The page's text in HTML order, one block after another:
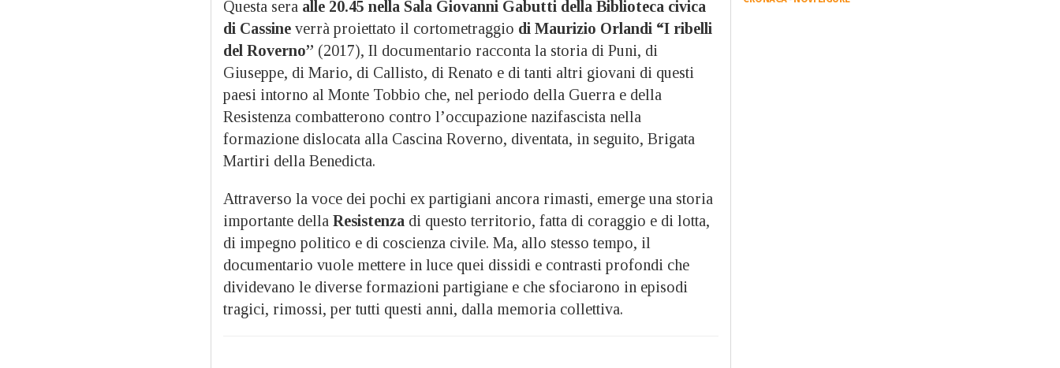
Questa sera alle 20.45 nella Sala Giovanni Gabutti della Biblioteca civica
di Cassine verrà proiettato il cortometraggio di Maurizio Orlandi “I ribelli
del Roverno” (2017), Il documentario racconta la storia di Puni, di
Giuseppe, di Mario, di Callisto, di Renato e di tanti altri giovani di questi
paesi intorno al Monte Tobbio che, nel periodo della Guerra e della
Resistenza combatterono contro l’occupazione nazifascista nella
formazione dislocata alla Cascina Roverno, diventata, in seguito, Brigata
Martiri della Benedicta.
Attraverso la voce dei pochi ex partigiani ancora rimasti, emerge una storia
importante della Resistenza di questo territorio, fatta di coraggio e di lotta,
di impegno politico e di coscienza civile. Ma, allo stesso tempo, il
documentario vuole mettere in luce quei dissidi e contrasti profondi che
dividevano le diverse formazioni partigiane e che sfociarono in episodi
tragici, rimossi, per tutti questi anni, dalla memoria collettiva.